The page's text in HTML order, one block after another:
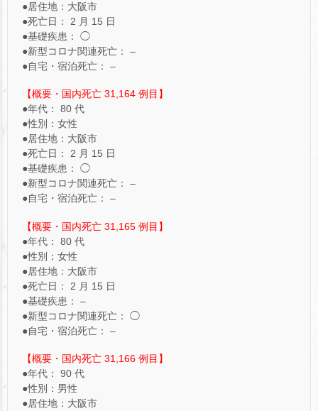
●居住地：大阪市
●死亡日： 2 月 15 日
●基礎疾患： ◯
●新型コロナ関連死亡： –
●自宅・宿泊死亡： –
【概要・国内死亡 31,164 例目】
●年代： 80 代
●性別：女性
●居住地：大阪市
●死亡日： 2 月 15 日
●基礎疾患： ◯
●新型コロナ関連死亡： –
●自宅・宿泊死亡： –
【概要・国内死亡 31,165 例目】
●年代： 80 代
●性別：女性
●居住地：大阪市
●死亡日： 2 月 15 日
●基礎疾患： –
●新型コロナ関連死亡： ◯
●自宅・宿泊死亡： –
【概要・国内死亡 31,166 例目】
●年代： 90 代
●性別：男性
●居住地：大阪市